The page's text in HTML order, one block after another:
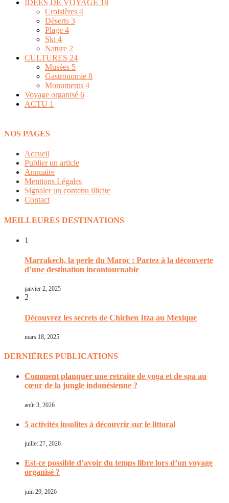
IDEES DE VOYAGE 18
Croisières 4
Déserts 3
Plage 4
Ski 4
Nature 2
CULTURES 24
Musées 5
Gastronomie 8
Monuments 4
Voyage organisé 6
ACTU 1
NOS PAGES
Accueil
Publier un article
Annuaire
Mentions Légales
Signaler un contenu illicite
Contact
MEILLEURES DESTINATIONS
1
Marrakech, la perle du Maroc : Partez à la découverte
d’une destination incontournable
janvier 2, 2025
2
Découvrez les secrets de Chichen Itza au Mexique
mars 18, 2025
DERNIÈRES PUBLICATIONS
Comment planquer une retraite de yoga et de spa au
cœur de la jungle indonésienne ?
août 3, 2026
5 activités insolites à découvrir sur le littoral
juillet 27, 2026
Est-ce possible d’avoir du temps libre lors d’un voyage
organisé ?
juin 29, 2026